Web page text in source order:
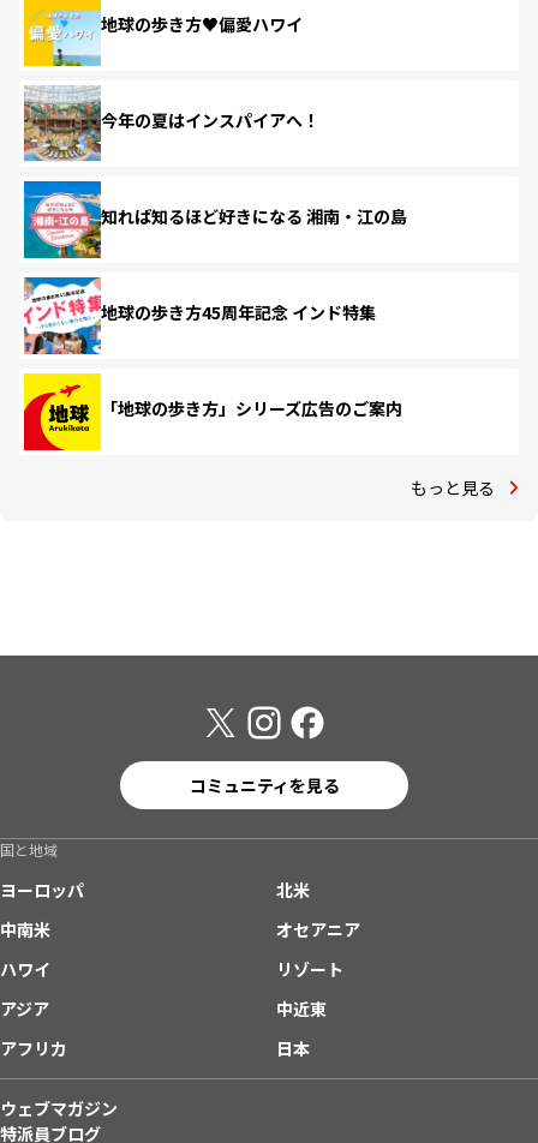
地球の歩き方♥偏愛ハワイ
今年の夏はインスパイアへ！
知れば知るほど好きになる 湘南・江の島
地球の歩き方45周年記念 インド特集
「地球の歩き方」シリーズ広告のご案内
もっと見る
コミュニティを見る
国と地域
ヨーロッパ
北米
中南米
オセアニア
ハワイ
リゾート
アジア
中近東
アフリカ
日本
ウェブマガジン
特派員ブログ